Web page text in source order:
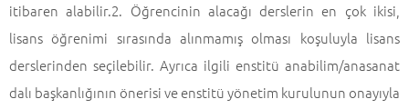
itibaren alabilir.2. Öğrencinin alacağı derslerin en çok ikisi,
lisans öğrenimi sırasında alınmamış olması koşuluyla lisans
derslerinden seçilebilir. Ayrıca ilgili enstitü anabilim/anasanat
dalı başkanlığının önerisi ve enstitü yönetim kurulunun onayıyla